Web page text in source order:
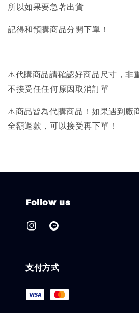
所以如果要急著出貨
記得和預購商品分開下單！
⚠️代購商品請確認好商品尺寸，非
不接受任任何原因取消訂單
⚠️商品皆為代購商品！如果遇到廠
全額退款，可以接受再下單！
Follow us
支付方式